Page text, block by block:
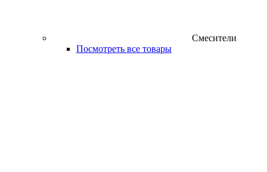
Смесители
Посмотреть все товары